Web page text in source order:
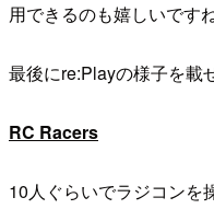
用できるのも嬉しいですね
最後にre:Playの様子を載
RC Racers
10人ぐらいでラジコンを